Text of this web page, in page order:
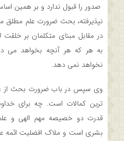
صدور را قبول ندارد و بر همین
نپذیرفته، بحث ضرورت علم مطلق
در مقابل مبنای متکلمان بر
به هر که هر آنچه بخواهد می
نخواهد نمی دهد.
وی سپس در باب ضرورت بحث از
ترین کمالات است. چه برای
قدرت دو خصیصه مهم الهی و
بشری است و ملاک افضلیت ائمه